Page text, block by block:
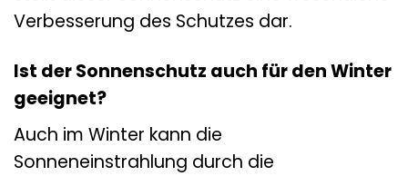
Verbesserung des Schutzes dar.
Ist der Sonnenschutz auch für den Winter
geeignet?
Auch im Winter kann die
Sonneneinstrahlung durch die